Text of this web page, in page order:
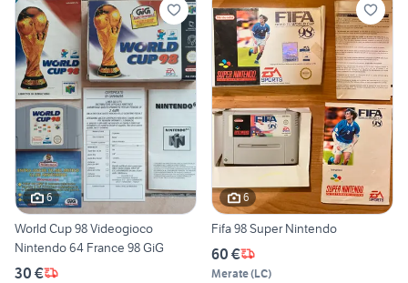
6
World Cup 98 Videogioco
Nintendo 64 France 98 GiG
30 €
6
Fifa 98 Super Nintendo
60 €
Merate(LC)